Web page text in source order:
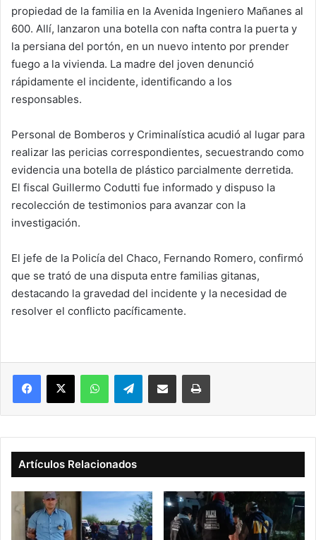
propiedad de la familia en la Avenida Ingeniero Mañanes al
600. Allí, lanzaron una botella con nafta contra la puerta y
la persiana del portón, en un nuevo intento por prender
fuego a la vivienda. La madre del joven denunció
rápidamente el incidente, identificando a los
responsables.
Personal de Bomberos y Criminalística acudió al lugar para
realizar las pericias correspondientes, secuestrando como
evidencia una botella de plástico parcialmente derretida.
El fiscal Guillermo Codutti fue informado y dispuso la
recolección de testimonios para avanzar con la
investigación.
El jefe de la Policía del Chaco, Fernando Romero, confirmó
que se trató de una disputa entre familias gitanas,
destacando la gravedad del incidente y la necesidad de
resolver el conflicto pacíficamente.
Facebook
X WhatsAppTelegramCompartir vía correo electrónicoImprimir
Artículos Relacionados